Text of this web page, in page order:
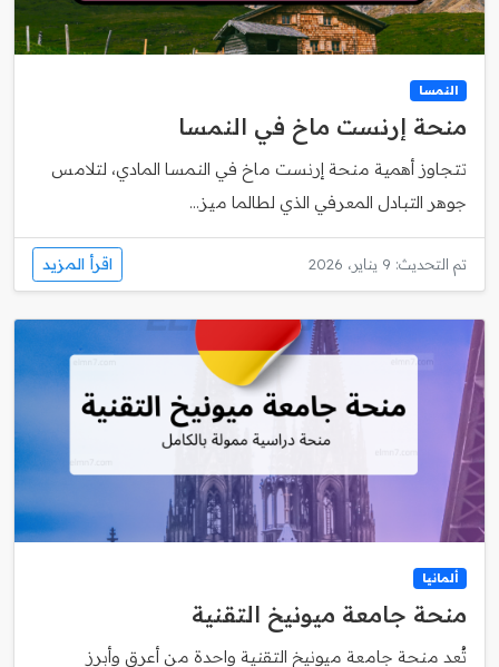
النمسا
منحة إرنست ماخ في النمسا
تتجاوز أهمية منحة إرنست ماخ في النمسا المادي، لتلامس
جوهر التبادل المعرفي الذي لطالما ميز...
تم التحديث: 9 يناير، 2026 اقرأ المزيد
ألمانيا
منحة جامعة ميونيخ التقنية
تُعد منحة جامعة ميونيخ التقنية واحدة من أعرق وأبرز